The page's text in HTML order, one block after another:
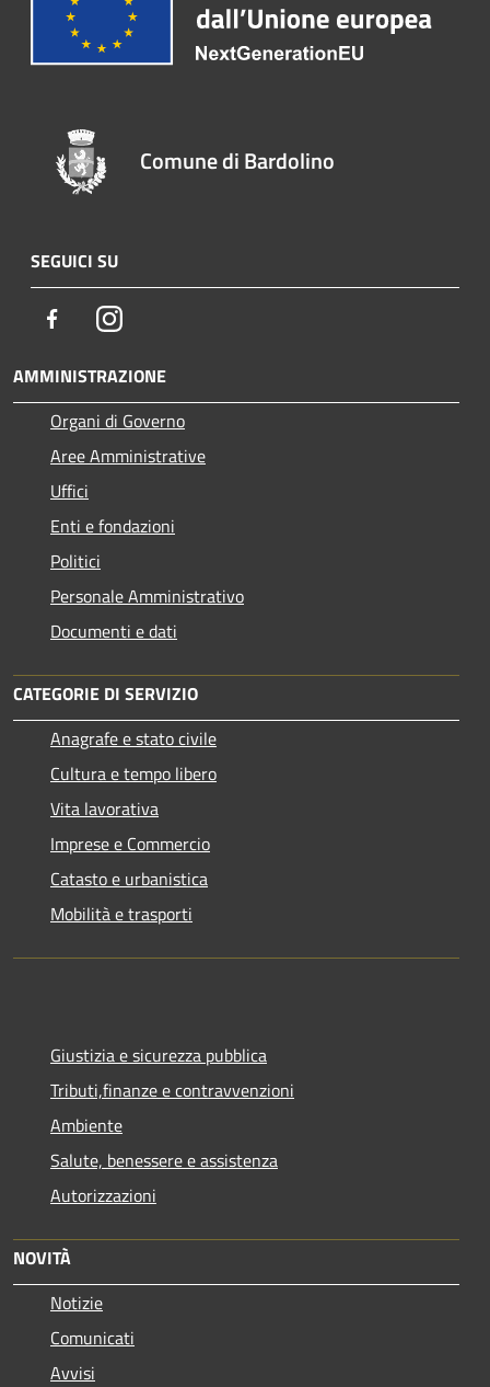
Comune di Bardolino
SEGUICI SU
FacebookInstagram
AMMINISTRAZIONE
Organi di Governo
Aree Amministrative
Uffici
Enti e fondazioni
Politici
Personale Amministrativo
Documenti e dati
CATEGORIE DI SERVIZIO
Anagrafe e stato civile
Cultura e tempo libero
Vita lavorativa
Imprese e Commercio
Catasto e urbanistica
Mobilità e trasporti
Giustizia e sicurezza pubblica
Tributi,finanze e contravvenzioni
Ambiente
Salute, benessere e assistenza
Autorizzazioni
NOVITÀ
Notizie
Comunicati
Avvisi